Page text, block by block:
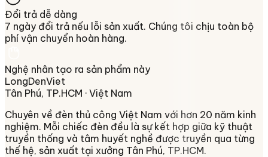
Đổi trả dễ dàng
7 ngày đổi trả nếu lỗi sản xuất. Chúng tôi chịu toàn bộ
phí vận chuyển hoàn hàng.
Nghệ nhân tạo ra sản phẩm này
LongDenViet
Tân Phú, TP.HCM · Việt Nam
Chuyên về đèn thủ công Việt Nam với hơn 20 năm kinh
nghiệm. Mỗi chiếc đèn đều là sự kết hợp giữa kỹ thuật
truyền thống và tâm huyết nghề được truyền qua từng
thế hệ, sản xuất tại xưởng Tân Phú, TP.HCM.